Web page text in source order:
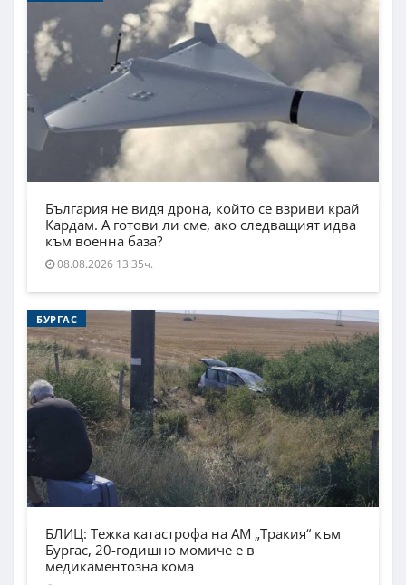
България не видя дрона, който се взриви край
Кардам. А готови ли сме, ако следващият идва
към военна база?
08.08.2026 13:35ч.
БУРГАС
БЛИЦ: Тежка катастрофа на АМ „Тракия“ към
Бургас, 20-годишно момиче е в
медикаментозна кома